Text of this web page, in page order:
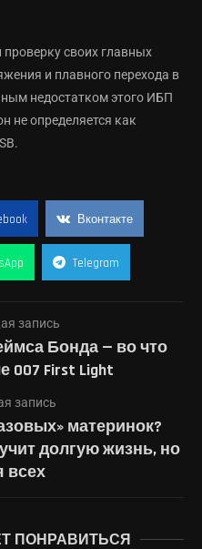
своих главных
и плавного перехода в
недостатком этого ИБП
не определяется как
Вконтакте
Telegram
запись
Бонда — во что
007 First Light
запись
материнок?
долгую жизнь, но
всех
ПОНРАВИТЬСЯ